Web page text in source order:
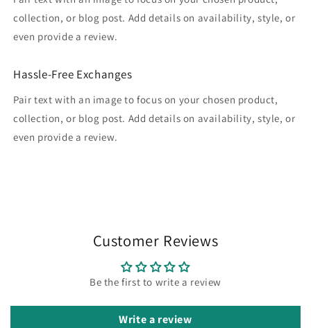
collection, or blog post. Add details on availability, style, or
even provide a review.
Hassle-Free Exchanges
Pair text with an image to focus on your chosen product,
collection, or blog post. Add details on availability, style, or
even provide a review.
Customer Reviews
Be the first to write a review
Write a review